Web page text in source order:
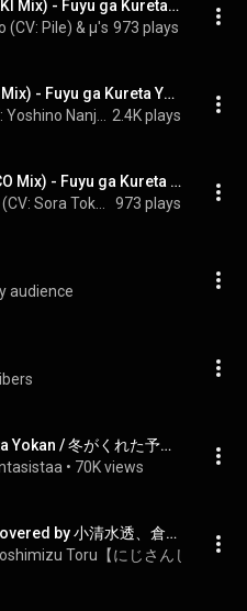
冬がくれた予感 (MAKI Mix) - Fuyu ga Kureta Yokan (MAKI Mix)
(CV: Pile) & μ's 973 plays
冬がくれた予感 (ELI Mix) - Fuyu ga Kureta Yokan (ELI Mix)
2.4K plays
冬がくれた予感 (NICO Mix) - Fuyu ga Kureta Yokan (NICO Mix)
973 plays
audience
BiBi - Fuyu ga Kureta Yokan / 冬がくれた予感  (Color Coded, Kanji, Romaji, Eng)
• 70K views
冬がくれた予感 ／ covered by 小清水透、倉持めると、五十嵐梨花
Toru【にじさんじ】 •